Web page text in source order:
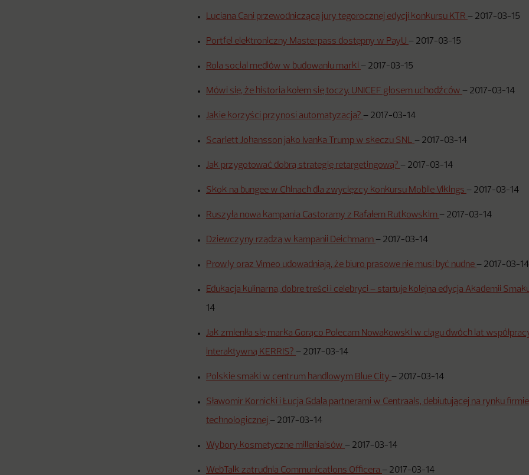
Luciana Cani przewodniczącą jury tegorocznej edycji konkursu KTR – 2017-03-15
Portfel elektroniczny Masterpass dostępny w PayU – 2017-03-15
Rola social mediów w budowaniu marki – 2017-03-15
Mówi się, że historia kołem się toczy. UNICEF głosem uchodźców – 2017-03-14
Jakie korzyści przynosi automatyzacja? – 2017-03-14
Scarlett Johansson jako Ivanka Trump w skeczu SNL – 2017-03-14
Jak przygotować dobrą strategię retargetingową? – 2017-03-14
Skok na bungee w Chinach dla zwycięzcy konkursu Mobile Vikings – 2017-03-14
Ruszyła nowa kampania Castoramy z Rafałem Rutkowskim – 2017-03-14
Dziewczyny rządzą w kampanii Deichmann – 2017-03-14
Prowly oraz Vimeo udowadniają, że biuro prasowe nie musi być nudne – 2017-03-14
Edukacja kulinarna, dobre treści i celebryci – startuje kolejna edycja Akademii
14
Jak zmieniła się marka Gorąco Polecam Nowakowski w ciągu dwóch lat
interaktywną KERRIS? – 2017-03-14
Polskie smaki w centrum handlowym Blue City – 2017-03-14
Sławomir Kornicki i Łucja Gdala partnerami w Centraals, debiutującej na rynku
technologicznej – 2017-03-14
Wybory kosmetyczne millenialsów – 2017-03-14
WebTalk zatrudnia Communications Officera – 2017-03-14